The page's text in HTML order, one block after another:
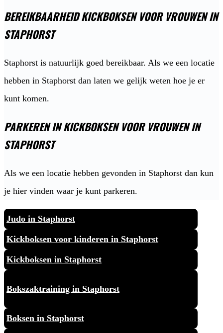
BEREIKBAARHEID KICKBOKSEN VOOR VROUWEN IN
STAPHORST
Staphorst is natuurlijk goed bereikbaar. Als we een locatie
hebben in Staphorst dan laten we gelijk weten hoe je er
kunt komen.
PARKEREN IN KICKBOKSEN VOOR VROUWEN IN
STAPHORST
Als we een locatie hebben gevonden in Staphorst dan kun
je hier vinden waar je kunt parkeren.
Judo in Staphorst
Kickboksen voor kinderen in Staphorst
Kickboksen in Staphorst
Bokszaktraining in Staphorst
Boksen in Staphorst